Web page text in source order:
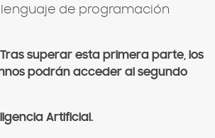
de programación
Tras superar esta primera parte, los
podrán acceder al segundo
Artificial.